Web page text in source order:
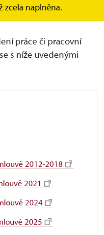
zcela naplněna.
práce či pracovní
s níže uvedenými
2012-2018
2021
2024
2025